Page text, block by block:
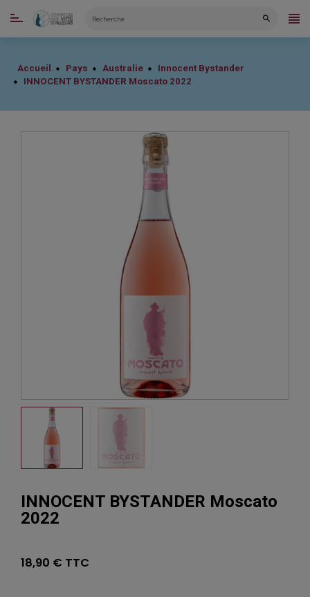
CATÉGORIES
Accueil Pays Australie
Innocent Bystander
INNOCENT BYSTANDER Moscato 2022
INNOCENT BYSTANDER Moscato
2022
18,90 € TTC